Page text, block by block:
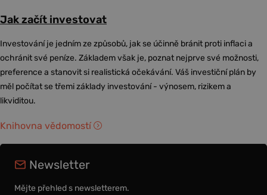
Jak začít investovat
Investování je jedním ze způsobů, jak se účinně bránit proti inflaci a
ochránit své peníze. Základem však je, poznat nejprve své možnosti,
preference a stanovit si realistická očekávání. Váš investiční plán by
měl počítat se třemi základy investování - výnosem, rizikem a
likviditou.
Knihovna vědomostí
Newsletter
Mějte přehled s newsletterem.